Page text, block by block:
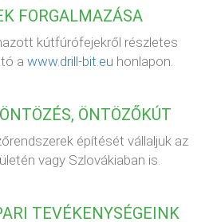
FORGALMAZÁSA
kútfúrófejekről részletes
a www.drill-bit.eu honlapon.
ÖNTÖZŐKÚT
építését vállaljuk az
vagy Szlovákiaban is.
TEVÉKENYSÉGEINK